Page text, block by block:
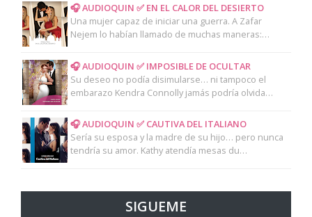
🎧 AUDIOQUIN ✅ EN EL CALOR DEL DESIERTO
Una mujer capaz de iniciar una guerra. A Zafar
Nejem lo habían llamado de muchas maneras:…
🎧 AUDIOQUIN ✅ IMPOSIBLE DE OCULTAR
Su deseo no podía disimularse… ni tampoco el
embarazo Kendra Connolly jamás podría olvida…
🎧 AUDIOQUIN ✅ CAUTIVA DEL ITALIANO
Sería su esposa y la madre de su hijo… pero nunca
tendría su amor. Kathy atendía mesas du…
SIGUEME